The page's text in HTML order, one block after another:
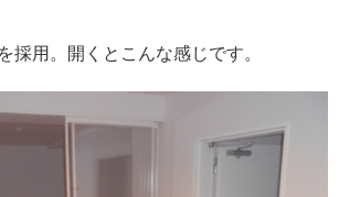
採用。開くとこんな感じです。